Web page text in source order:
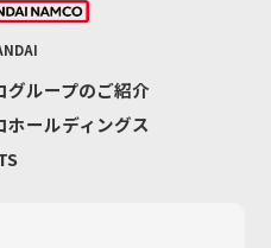
グループのご紹介
ホールディングス